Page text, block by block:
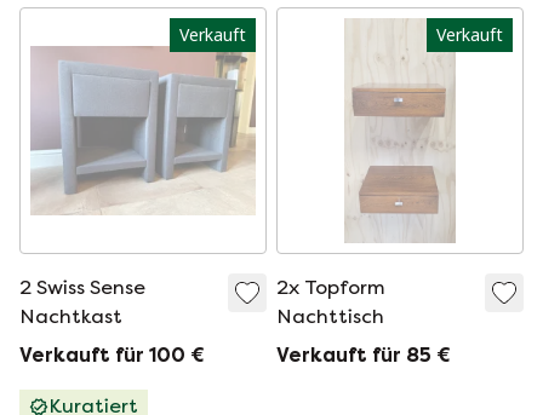
Verkauft
2 Swiss Sense
Nachtkast
Verkauft für 100 €
Kuratiert
Verkauft
2x Topform
Nachttisch
Verkauft für 85 €